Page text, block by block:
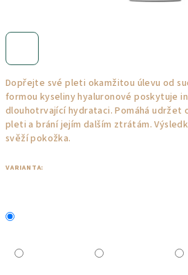
Dopřejte své pleti okamžitou úlevu od
formou kyseliny hyaluronové poskytuje
dlouhotrvající hydrataci. Pomáhá udržet
pleti a brání jejím dalším ztrátám.
svěží pokožka.
VARIANTA: